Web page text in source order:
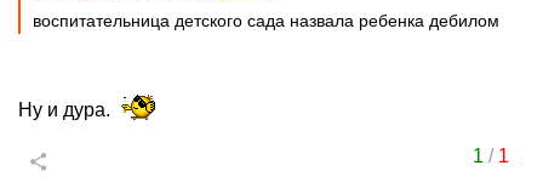
воспитательница детского сада назвала ребенка дебилом
Ну и дура.
1 / 1